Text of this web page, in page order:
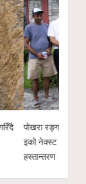
पोखरा उद्योग
उम्मेदवारको